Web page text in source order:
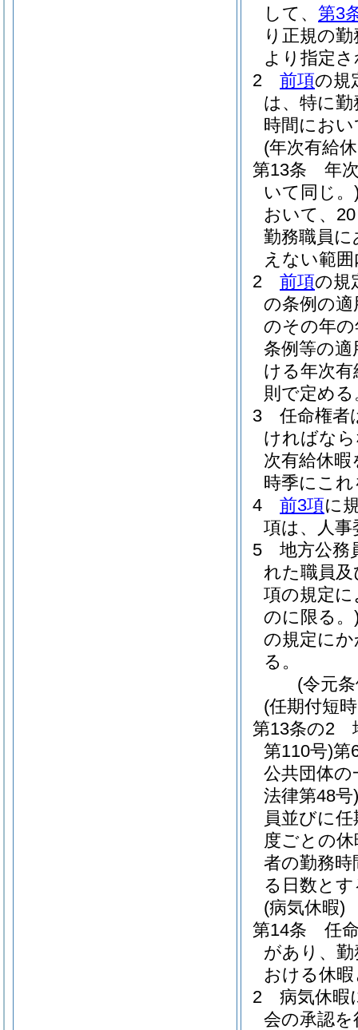
して、 第3
り正規の
より指定
2
前項の規
は、特に
時間にお
(年次有給
第13条
年
いて同じ。
おいて、
勤務職員
えない範
2
前項の規
の条例の
のその年
条例等の
ける年次
則で定める
3
任命権者
ければな
次有給休
時季にこ
4
前3項に
項は、人
5
地方公務
れた職員及
項の規定
のに限る。
の規定に
る。
(令元
(任期付短
第13条の2
第110号)第
公共団体
法律第48号)
員並びに
度ごとの
者の勤務
る日数と
(病気休暇)
第14条
任
があり、
おける休
2
病気休暇
会の承認